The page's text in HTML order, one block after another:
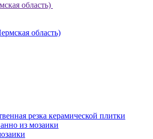
область)
область)
резка керамической плитки
из мозаики